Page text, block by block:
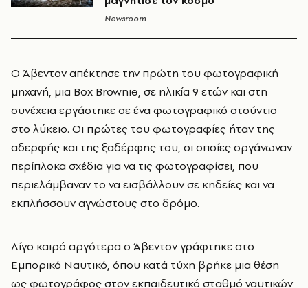
Newsroom
Ο Άβεντον απέκτησε την πρώτη του φωτογραφική
μηχανή, μια Box Brownie, σε ηλικία 9 ετών και στη
συνέχεια εργάστηκε σε ένα φωτογραφικό στούντιο
στο λύκειο. Οι πρώτες του φωτογραφίες ήταν της
αδερφής και της ξαδέρφης του, οι οποίες οργάνωναν
περίπλοκα σχέδια για να τις φωτογραφίσει, που
περιελάμβαναν το να εισβάλλουν σε κηδείες και να
εκπλήσσουν αγνώστους στο δρόμο.
Λίγο καιρό αργότερα ο Άβεντον γράφτηκε στο
Εμπορικό Ναυτικό, όπου κατά τύχη βρήκε μια θέση
ως φωτογράφος στον εκπαιδευτικό σταθμό ναυτικών